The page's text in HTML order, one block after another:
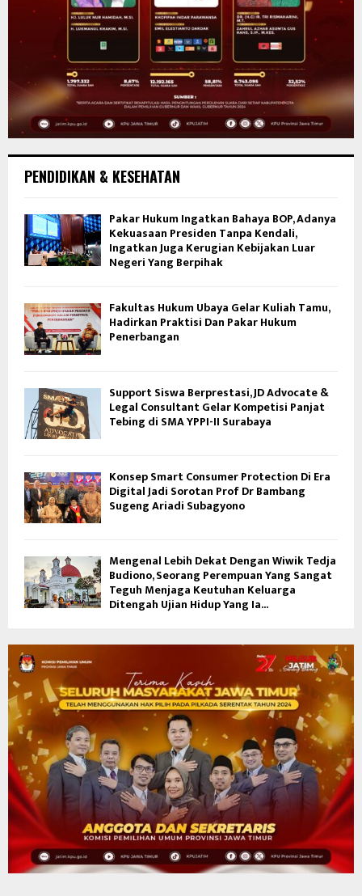
PENDIDIKAN & KESEHATAN
Pakar Hukum Ingatkan Bahaya BOP, Adanya
Kekuasaan Presiden Tanpa Kendali,
Ingatkan Juga Kerugian Kebijakan Luar
Negeri Yang Berpihak
Fakultas Hukum Ubaya Gelar Kuliah Tamu,
Hadirkan Praktisi Dan Pakar Hukum
Penerbangan
Support Siswa Berprestasi, JD Advocate &
Legal Consultant Gelar Kompetisi Panjat
Tebing di SMA YPPI-II Surabaya
Konsep Smart Consumer Protection Di Era
Digital Jadi Sorotan Prof Dr Bambang
Sugeng Ariadi Subagyono
Mengenal Lebih Dekat Dengan Wiwik Tedja
Budiono, Seorang Perempuan Yang Sangat
Teguh Menjaga Keutuhan Keluarga
Ditengah Ujian Hidup Yang Ia...